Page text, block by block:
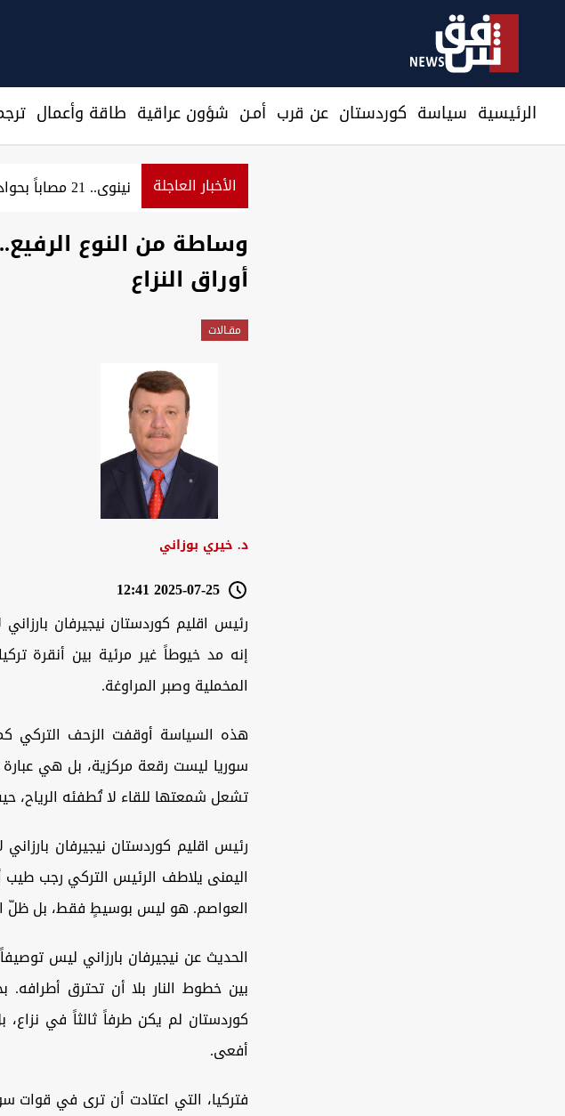
الرئيسية سیاسة كوردستان عن قرب أمـن شؤون عراقية طاقة وأعمال
الأخبار العاجلة
وساطة من النوع
أوراق النزاع
مقـالات
د. خيري بوزاني
2025-07-25 12:41
رئيس اقليم كوردستان نيجيرفان
إنه مد خيوطاً غير مرئية بين أنقرة
المخملية وصبر المراوغة.
هذه السياسة أوقفت الزحف التركي
سوريا ليست رقعة مركزية، بل هي
تشعل شمعتها للقاء لا تُطفئه الرياح،
رئيس اقليم كوردستان نيجيرفان
اليمنى يلاطف الرئيس التركي رجب طيب
العواصم. هو ليس بوسيطٍ فقط، بل ظلّ
الحديث عن نيجيرفان بارزاني ليس
بين خطوط النار بلا أن تحترق أطرافه.
كوردستان لم يكن طرفاً ثالثاً في
أفعى.
فتركيا، التي اعتادت أن ترى في قوات